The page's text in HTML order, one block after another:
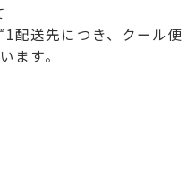
配送先につき、クール便
ます。